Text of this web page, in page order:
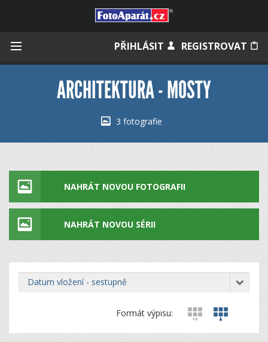
PŘIHLÁSIT REGISTROVAT
Měli jste účet na starém webu?
ARCHITEKTURA - MOSTY
3 fotografie
NAHRÁT NOVOU FOTOGRAFII
NAHRÁT NOVOU SÉRII
datum vložení - sestupně
Formát výpisu: